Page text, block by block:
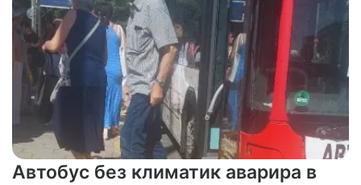
Автобус без климатик аварира в